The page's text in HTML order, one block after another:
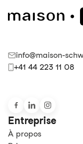
info@maison-
+41 44 223 11 08
Entreprise
À propos